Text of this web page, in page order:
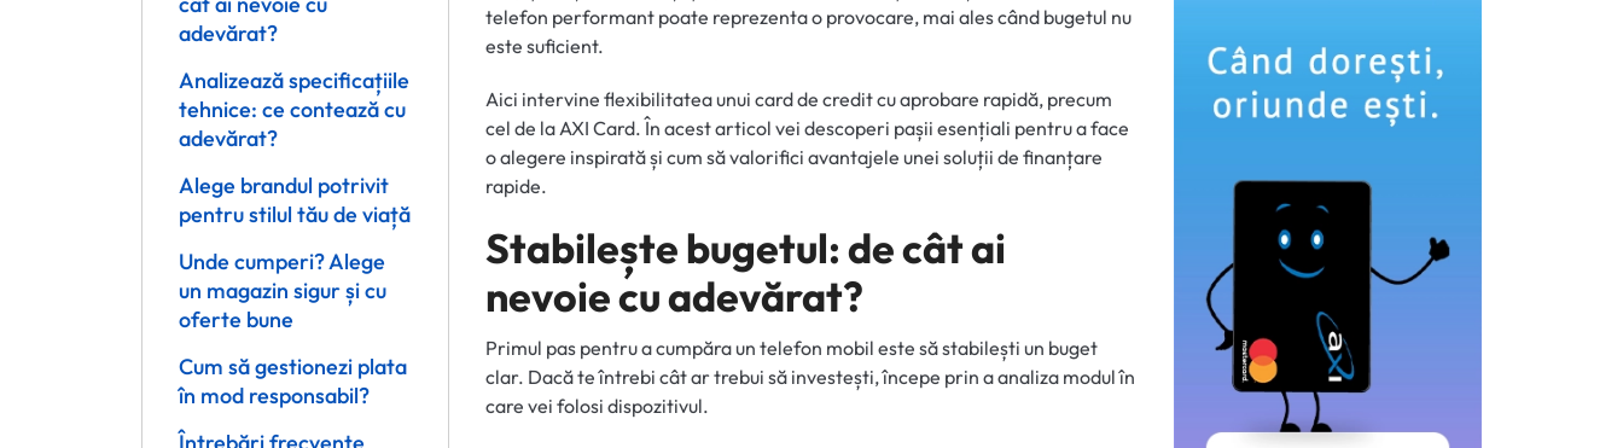
adevărat?
Analizează specificațiile
tehnice: ce contează cu
adevărat?
Alege brandul potrivit
pentru stilul tău de viață
Unde cumperi? Alege
un magazin sigur și cu
oferte bune
Cum să gestionezi plata
în mod responsabil?
telefon performant poate reprezenta o provocare, mai ales când bugetul nu
este suficient.
Aici intervine flexibilitatea unui card de credit cu aprobare rapidă, precum
cel de la AXI Card. În acest articol vei descoperi pașii esențiali pentru a face
o alegere inspirată și cum să valorifici avantajele unei soluții de finanțare
rapide.
Stabilește bugetul: de cât ai
nevoie cu adevărat?
Primul pas pentru a cumpăra un telefon mobil este să stabilești un buget
clar. Dacă te întrebi cât ar trebui să investești, începe prin a analiza modul în
care vei folosi dispozitivul.